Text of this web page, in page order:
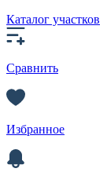
Каталог участков
Сравнить
Избранное